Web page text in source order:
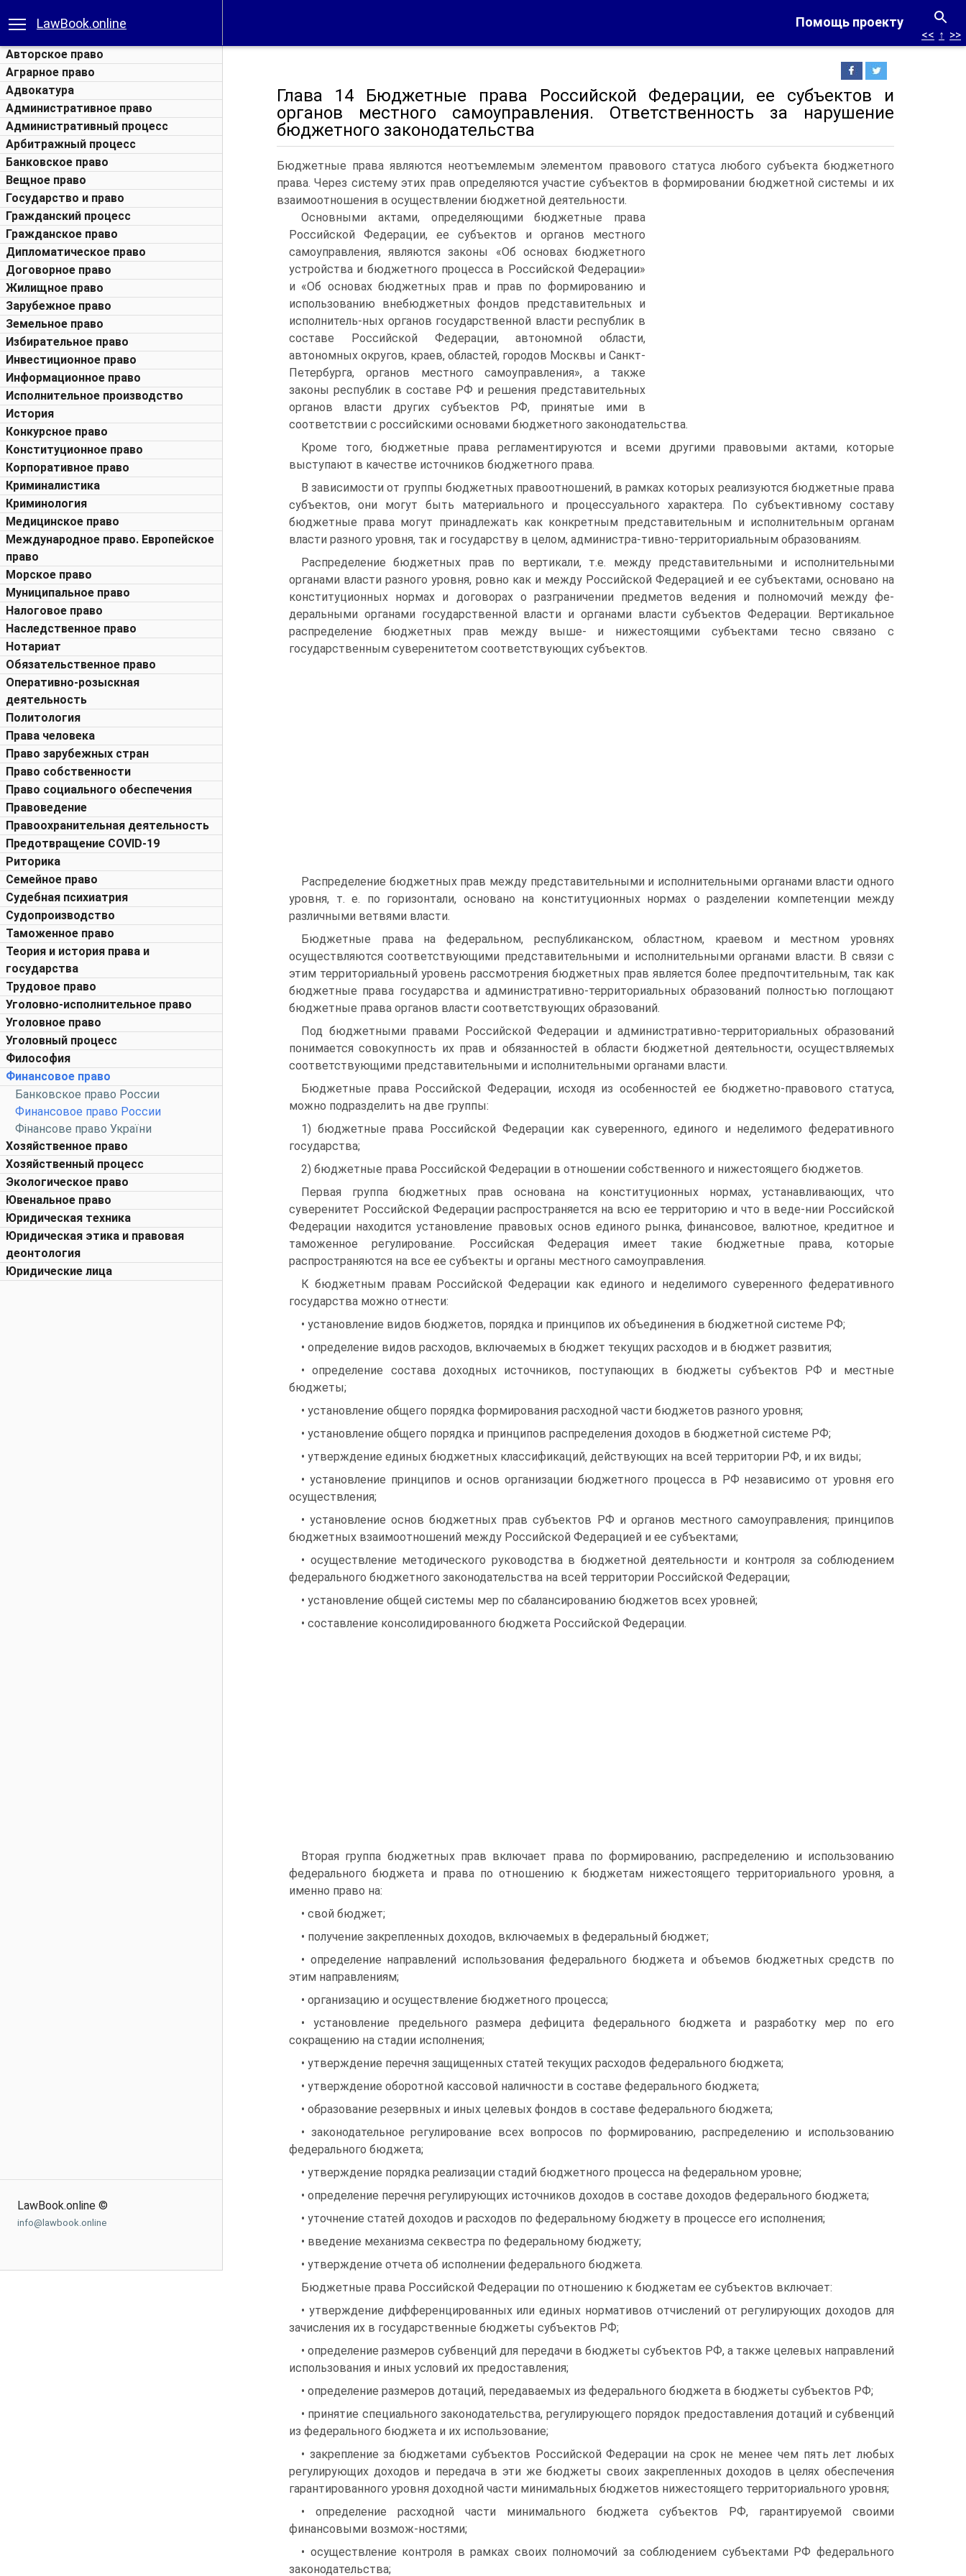
Помощь проекту
LawBook.online
Авторское право
Аграрное право
Адвокатура
Административное право
Административный процесс
Арбитражный процесс
Банковское право
Вещное право
Государство и право
Гражданский процесс
Гражданское право
Дипломатическое право
Договорное право
Жилищное право
Зарубежное право
Земельное право
Избирательное право
Инвестиционное право
Информационное право
Исполнительное производство
История
Конкурсное право
Конституционное право
Корпоративное право
Криминалистика
Криминология
Медицинское право
Международное право. Европейское
право
Морское право
Муниципальное право
Налоговое право
Наследственное право
Нотариат
Обязательственное право
Оперативно-розыскная
деятельность
Политология
Права человека
Право зарубежных стран
Право собственности
Право социального обеспечения
Правоведение
Правоохранительная деятельность
Предотвращение COVID-19
Риторика
Семейное право
Судебная психиатрия
Судопроизводство
Таможенное право
Теория и история права и
государства
Трудовое право
Уголовно-исполнительное право
Уголовное право
Уголовный процесс
Философия
Финансовое право
Банковское право России
Финансовое право России
Фінансове право України
Хозяйственное право
Хозяйственный процесс
Экологическое право
Ювенальное право
Юридическая техника
Юридическая этика и правовая
деонтология
Юридические лица
LawBook.online ©
info@lawbook.online
<< ↑ >>
Глава 14 Бюджетные права Российской Федерации, ее субъектов и
органов местного самоуправления. Ответственность за нарушение
бюджетного законодательства
Бюджетные права являются неотъемлемым элементом правового статуса любого субъекта бюджетного
права. Через систему этих прав определяются участие субъектов в формировании бюджетной системы и их
взаимоотношения в осуществлении бюджетной деятельности.
Основными актами, определяющими бюджетные права
Российской Федерации, ее субъектов и органов местного
самоуправления, являются законы «Об основах бюджетного
устройства и бюджетного процесса в Российской Федерации»
и «Об основах бюджетных прав и прав по формированию и
использованию внебюджетных фондов представительных и
исполнитель-ных органов государственной власти республик в
составе Российской Федерации, автономной области,
автономных округов, краев, областей, городов Москвы и Санкт-
Петербурга, органов местного самоуправления», а также
законы республик в составе РФ и решения представительных
органов власти других субъектов РФ, принятые ими в
соответствии с российскими основами бюджетного законодательства.
Кроме того, бюджетные права регламентируются и всеми другими правовыми актами, которые
выступают в качестве источников бюджетного права.
В зависимости от группы бюджетных правоотношений, в рамках которых реализуются бюджетные права
субъектов, они могут быть материального и процессуального характера. По субъективному составу
бюджетные права могут принадлежать как конкретным представительным и исполнительным органам
власти разного уровня, так и государству в целом, администра-тивно-территориальным образованиям.
Распределение бюджетных прав по вертикали, т.е. между представительными и исполнительными
органами власти разного уровня, ровно как и между Российской Федерацией и ее субъектами, основано на
конституционных нормах и договорах о разграничении предметов ведения и полномочий между фе-
деральными органами государственной власти и органами власти субъектов Федерации. Вертикальное
распределение бюджетных прав между выше- и нижестоящими субъектами тесно связано с
государственным суверенитетом соответствующих субъектов.
Распределение бюджетных прав между представительными и исполнительными органами власти одного
уровня, т. е. по горизонтали, основано на конституционных нормах о разделении компетенции между
различными ветвями власти.
Бюджетные права на федеральном, республиканском, областном, краевом и местном уровнях
осуществляются соответствующими представительными и исполнительными органами власти. В связи с
этим территориальный уровень рассмотрения бюджетных прав является более предпочтительным, так как
бюджетные права государства и административно-территориальных образований полностью поглощают
бюджетные права органов власти соответствующих образований.
Под бюджетными правами Российской Федерации и административно-территориальных образований
понимается совокупность их прав и обязанностей в области бюджетной деятельности, осуществляемых
соответствующими представительными и исполнительными органами власти.
Бюджетные права Российской Федерации, исходя из особенностей ее бюджетно-правового статуса,
можно подразделить на две группы:
1) бюджетные права Российской Федерации как суверенного, единого и неделимого федеративного
государства;
2) бюджетные права Российской Федерации в отношении собственного и нижестоящего бюджетов.
Первая группа бюджетных прав основана на конституционных нормах, устанавливающих, что
суверенитет Российской Федерации распространяется на всю ее территорию и что в веде-нии Российской
Федерации находится установление правовых основ единого рынка, финансовое, валютное, кредитное и
таможенное регулирование. Российская Федерация имеет такие бюджетные права, которые
распространяются на все ее субъекты и органы местного самоуправления.
К бюджетным правам Российской Федерации как единого и неделимого суверенного федеративного
государства можно отнести:
• установление видов бюджетов, порядка и принципов их объединения в бюджетной системе РФ;
• определение видов расходов, включаемых в бюджет текущих расходов и в бюджет развития;
• определение состава доходных источников, поступающих в бюджеты субъектов РФ и местные
бюджеты;
• установление общего порядка формирования расходной части бюджетов разного уровня;
• установление общего порядка и принципов распределения доходов в бюджетной системе РФ;
• утверждение единых бюджетных классификаций, действующих на всей территории РФ, и их виды;
• установление принципов и основ организации бюджетного процесса в РФ независимо от уровня его
осуществления;
• установление основ бюджетных прав субъектов РФ и органов местного самоуправления; принципов
бюджетных взаимоотношений между Российской Федерацией и ее субъектами;
• осуществление методического руководства в бюджетной деятельности и контроля за соблюдением
федерального бюджетного законодательства на всей территории Российской Федерации;
• установление общей системы мер по сбалансированию бюджетов всех уровней;
• составление консолидированного бюджета Российской Федерации.
Вторая группа бюджетных прав включает права по формированию, распределению и использованию
федерального бюджета и права по отношению к бюджетам нижестоящего территориального уровня, а
именно право на:
• свой бюджет;
• получение закрепленных доходов, включаемых в федеральный бюджет;
• определение направлений использования федерального бюджета и объемов бюджетных средств по
этим направлениям;
• организацию и осуществление бюджетного процесса;
• установление предельного размера дефицита федерального бюджета и разработку мер по его
сокращению на стадии исполнения;
• утверждение перечня защищенных статей текущих расходов федерального бюджета;
• утверждение оборотной кассовой наличности в составе федерального бюджета;
• образование резервных и иных целевых фондов в составе федерального бюджета;
• законодательное регулирование всех вопросов по формированию, распределению и использованию
федерального бюджета;
• утверждение порядка реализации стадий бюджетного процесса на федеральном уровне;
• определение перечня регулирующих источников доходов в составе доходов федерального бюджета;
• уточнение статей доходов и расходов по федеральному бюджету в процессе его исполнения;
• введение механизма секвестра по федеральному бюджету;
• утверждение отчета об исполнении федерального бюджета.
Бюджетные права Российской Федерации по отношению к бюджетам ее субъектов включает:
• утверждение дифференцированных или единых нормативов отчислений от регулирующих доходов для
зачисления их в государственные бюджеты субъектов РФ;
• определение размеров субвенций для передачи в бюджеты субъектов РФ, а также целевых направлений
использования и иных условий их предоставления;
• определение размеров дотаций, передаваемых из федерального бюджета в бюджеты субъектов РФ;
• принятие специального законодательства, регулирующего порядок предоставления дотаций и субвенций
из федерального бюджета и их использование;
• закрепление за бюджетами субъектов Российской Федерации на срок не менее чем пять лет любых
регулирующих доходов и передача в эти же бюджеты своих закрепленных доходов в целях обеспечения
гарантированного уровня доходной части минимальных бюджетов нижестоящего территориального уровня;
• определение расходной части минимального бюджета субъектов РФ, гарантируемой своими
финансовыми возмож-ностями;
• осуществление контроля в рамках своих полномочий за соблюдением субъектами РФ федерального
законодательства;